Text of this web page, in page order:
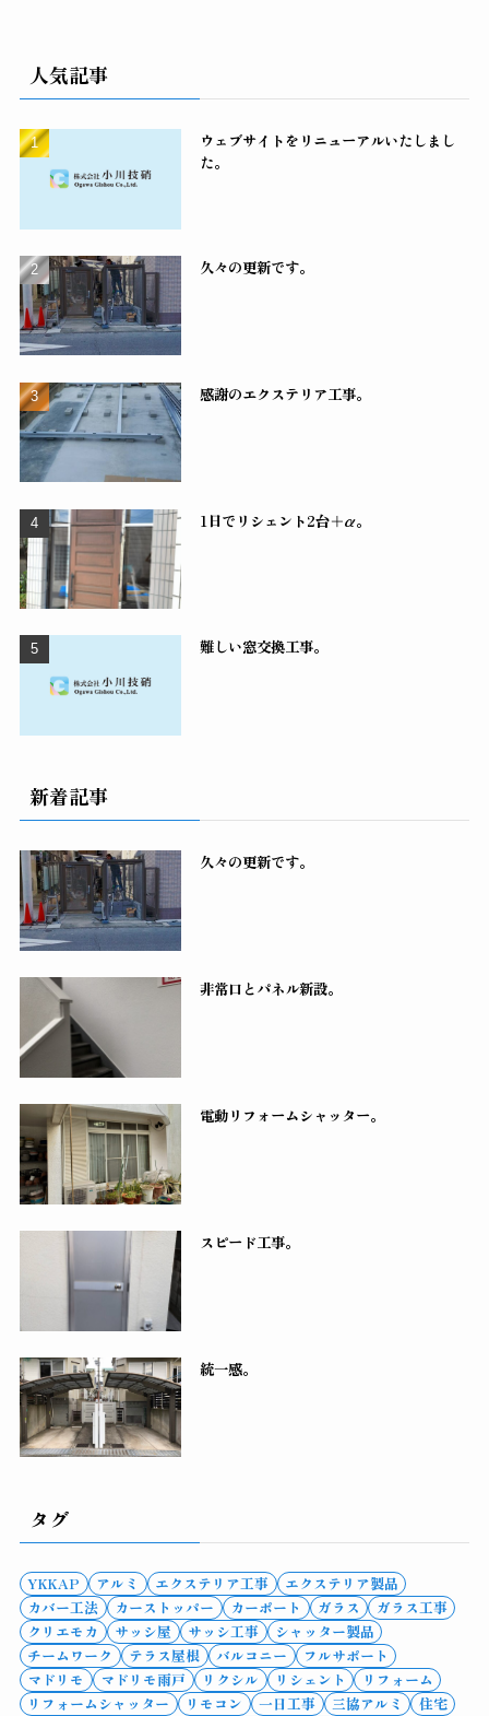
人気記事
ウェブサイトをリニューアルいたしまし
た。
久々の更新です。
感謝のエクステリア工事。
1日でリシェント2台＋α。
難しい窓交換工事。
新着記事
久々の更新です。
非常口とパネル新設。
電動リフォームシャッター。
スピード工事。
統一感。
タグ
YKKAP アルミ エクステリア工事
エクステリア製品
カバー工法
カーストッパー カーポート ガラス
ガラス工事
クリエモカ
サッシ屋 サッシ工事
シャッター製品
チームワーク
テラス屋根 バルコニー
フルサポート
マドリモ
マドリモ雨戸 リクシル リシェント
リフォーム
リフォームシャッター
リモコン 一日工事 三協アルミ
住宅